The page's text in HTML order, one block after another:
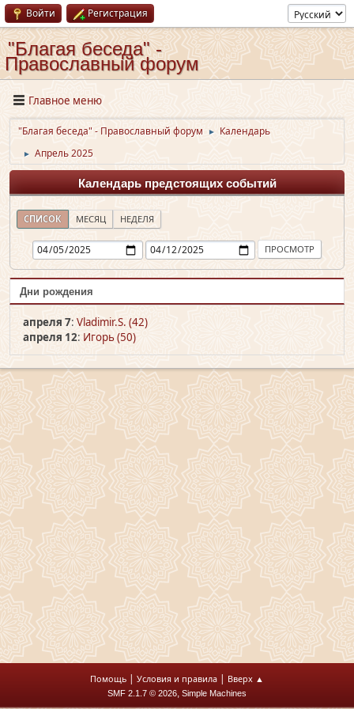
Войти Регистрация
"Благая беседа" -
Православный форум
Главное меню
"Благая беседа" - Православный форум ► Календарь
► Апрель 2025
Календарь предстоящих событий
СПИСОК МЕСЯЦ НЕДЕЛЯ
Дни рождения
апреля 7: Vladimir.S. (42)
апреля 12: Игорь (50)
Помощь | Условия и правила | Вверх ▲
SMF 2.1.7 © 2026, Simple Machines